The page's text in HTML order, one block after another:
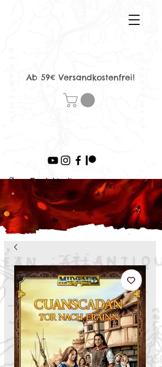
Ab 59€ Versandkostenfrei!
> Produktseite